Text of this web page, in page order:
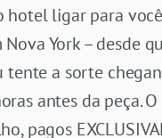
hotel ligar para
York – desde
tente a sorte
antes da peça. O
pagos